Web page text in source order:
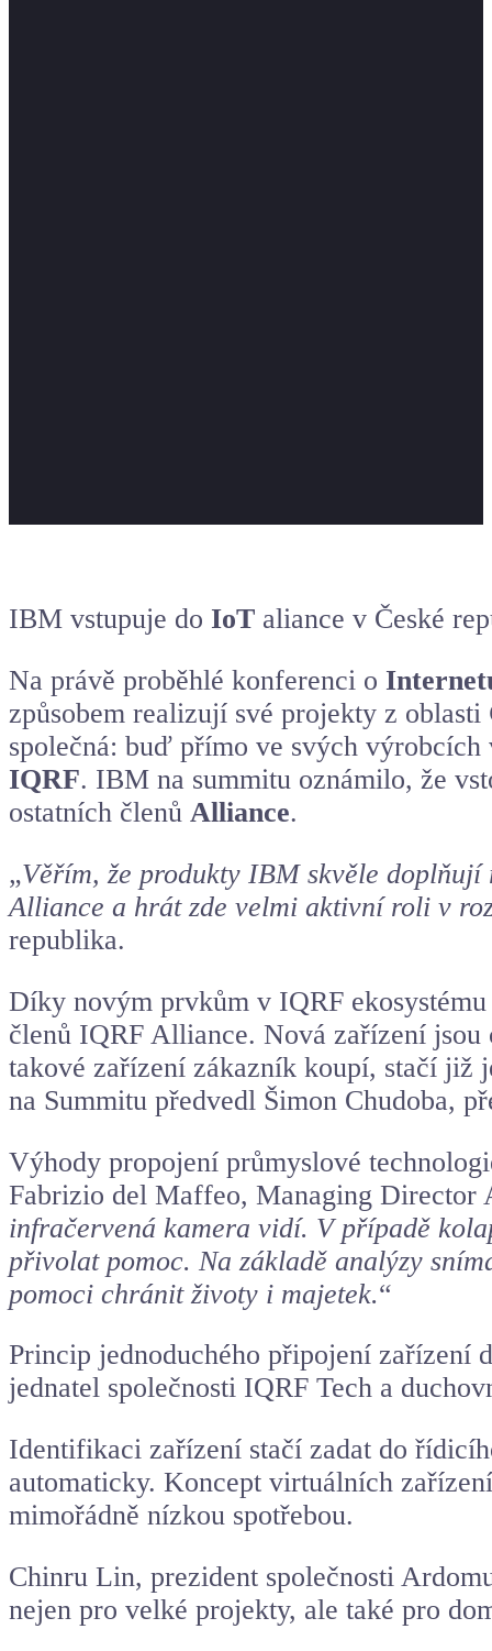
IBM vstupuje do IoT aliance v České
Na právě proběhlé konferenci o
způsobem realizují své projekty z oblasti
společná: buď přímo ve svých
IQRF. IBM na summitu oznámilo, že
ostatních členů Alliance.
„Věřím, že produkty IBM skvěle
Alliance a hrát zde velmi aktivní roli v
republika.
Díky novým prvkům v IQRF
členů IQRF Alliance. Nová zařízení
takové zařízení zákazník koupí, stačí již
na Summitu předvedl Šimon Chudoba,
Výhody propojení průmyslové
Fabrizio del Maffeo, Managing Director
infračervená kamera vidí. V případě
přivolat pomoc. Na základě analýzy
pomoci chránit životy i majetek.“
Princip jednoduchého připojení zařízení
jednatel společnosti IQRF Tech a
Identifikaci zařízení stačí zadat do
automaticky. Koncept virtuálních
mimořádně nízkou spotřebou.
Chinru Lin, prezident společnosti
nejen pro velké projekty, ale také pro